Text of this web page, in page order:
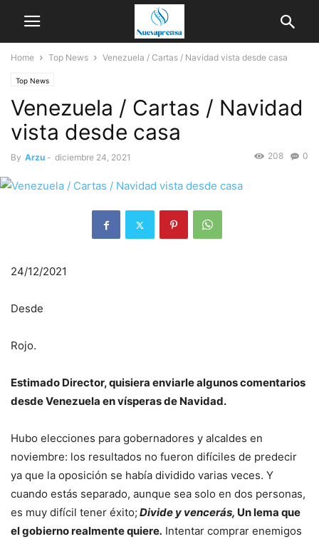
Home Top News Venezuela / Cartas / Navidad vista desde casa
Top News
Venezuela / Cartas / Navidad
vista desde casa
By Arzu - diciembre 24, 2021 0
208
24/12/2021
Desde
Rojo.
Estimado Director, quisiera enviarle algunos comentarios
desde Venezuela en vísperas de Navidad.
Hubo elecciones para gobernadores y alcaldes en
noviembre: los resultados no fueron difíciles de predecir
ya que la oposición se había dividido varias veces. Y
cuando estás separado, aunque sea solo en dos personas,
es muy difícil tener éxito; Divide y vencerás, Un lema que
el gobierno realmente quiere. Intentar comprar enemigos